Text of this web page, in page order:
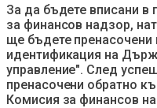
За да бъдете вписани в
за финансов надзор,
ще бъдете пренасочени
идентификация на
управление". След
пренасочени обратно
Комисия за финансов